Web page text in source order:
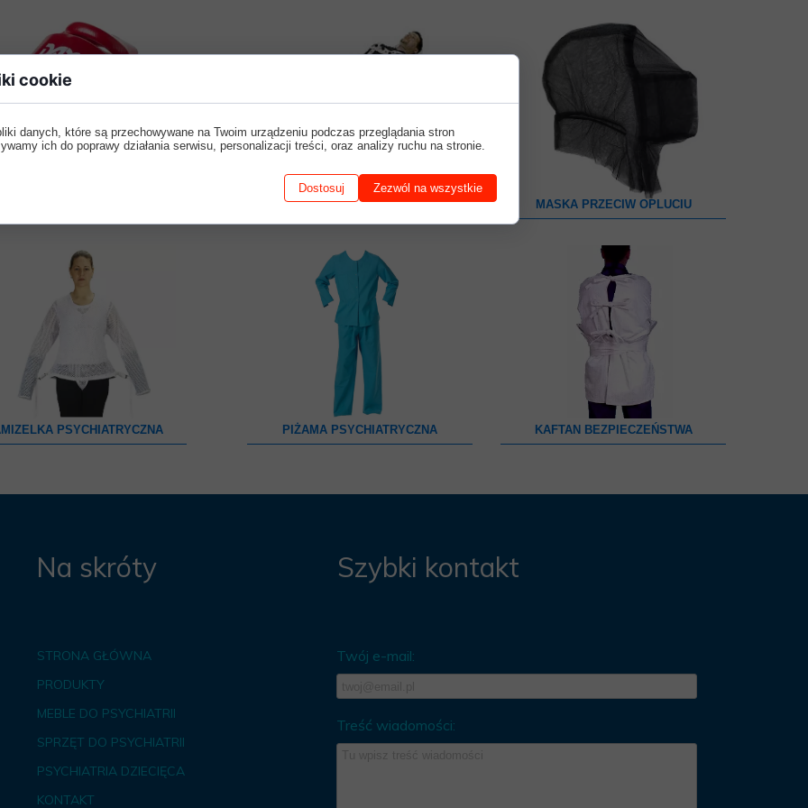
PIŻAMA PSYCHIATRYCZNA
PSYCHIATRYCZNA KAFTAN BEZPIECZEŃSTWA
MASKA PRZECIW OPLUCIU
PASY UNIERUCHAMIAJĄCE
Twój e-mail:
Treść wiadomości:
Na skróty
STRONA GŁÓWNA
PRODUKTY
MEBLE DO PSYCHIATRII
SPRZĘT DO PSYCHIATRII
PSYCHIATRIA DZIECIĘCA
KONTAKT
Szybki kontakt
cookie
danych, które są przechowywane na Twoim urządzeniu podczas przeglądania stron
ich do poprawy działania serwisu, personalizacji treści, oraz analizy ruchu na stronie.
Dostosuj Zezwól na wszystkie